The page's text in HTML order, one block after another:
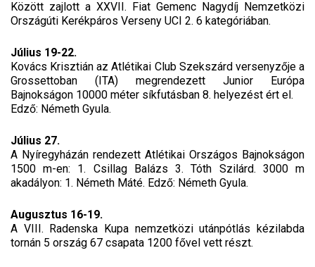
Között zajlott a XXVII. Fiat Gemenc Nagydíj Nemzetközi
Országúti Kerékpáros Verseny UCI 2. 6 kategóriában.
Július 19-22.
Kovács Krisztián az Atlétikai Club Szekszárd versenyzője a
Grossettoban (ITA) megrendezett Junior Európa
Bajnokságon 10000 méter síkfutásban 8. helyezést ért el.
Edző: Németh Gyula.
Július 27.
A Nyíregyházán rendezett Atlétikai Országos Bajnokságon
1500 m-en: 1. Csillag Balázs 3. Tóth Szilárd. 3000 m
akadályon: 1. Németh Máté. Edző: Németh Gyula.
Augusztus 16-19.
A VIII. Radenska Kupa nemzetközi utánpótlás kézilabda
tornán 5 ország 67 csapata 1200 fővel vett részt.